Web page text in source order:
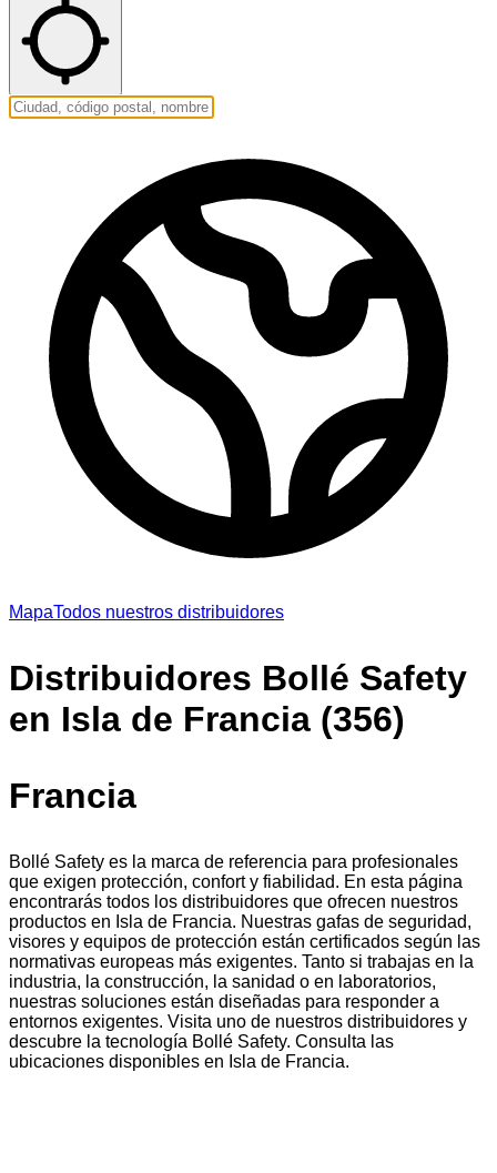
MapaTodos nuestros distribuidores
Distribuidores Bollé Safety
en Isla de Francia (356)
Francia
Bollé Safety es la marca de referencia para profesionales
que exigen protección, confort y fiabilidad. En esta página
encontrarás todos los distribuidores que ofrecen nuestros
productos en Isla de Francia. Nuestras gafas de seguridad,
visores y equipos de protección están certificados según las
normativas europeas más exigentes. Tanto si trabajas en la
industria, la construcción, la sanidad o en laboratorios,
nuestras soluciones están diseñadas para responder a
entornos exigentes. Visita uno de nuestros distribuidores y
descubre la tecnología Bollé Safety. Consulta las
ubicaciones disponibles en Isla de Francia.